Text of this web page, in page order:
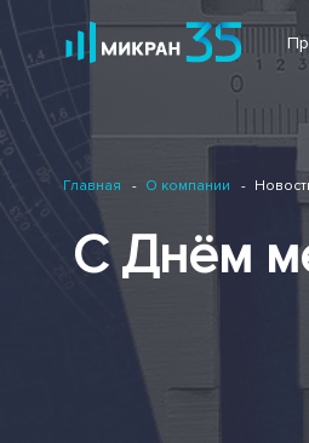
С Днём
Главная О компании